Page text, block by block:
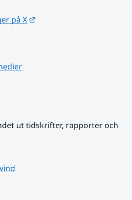
på X
ut tidskrifter, rapporter och